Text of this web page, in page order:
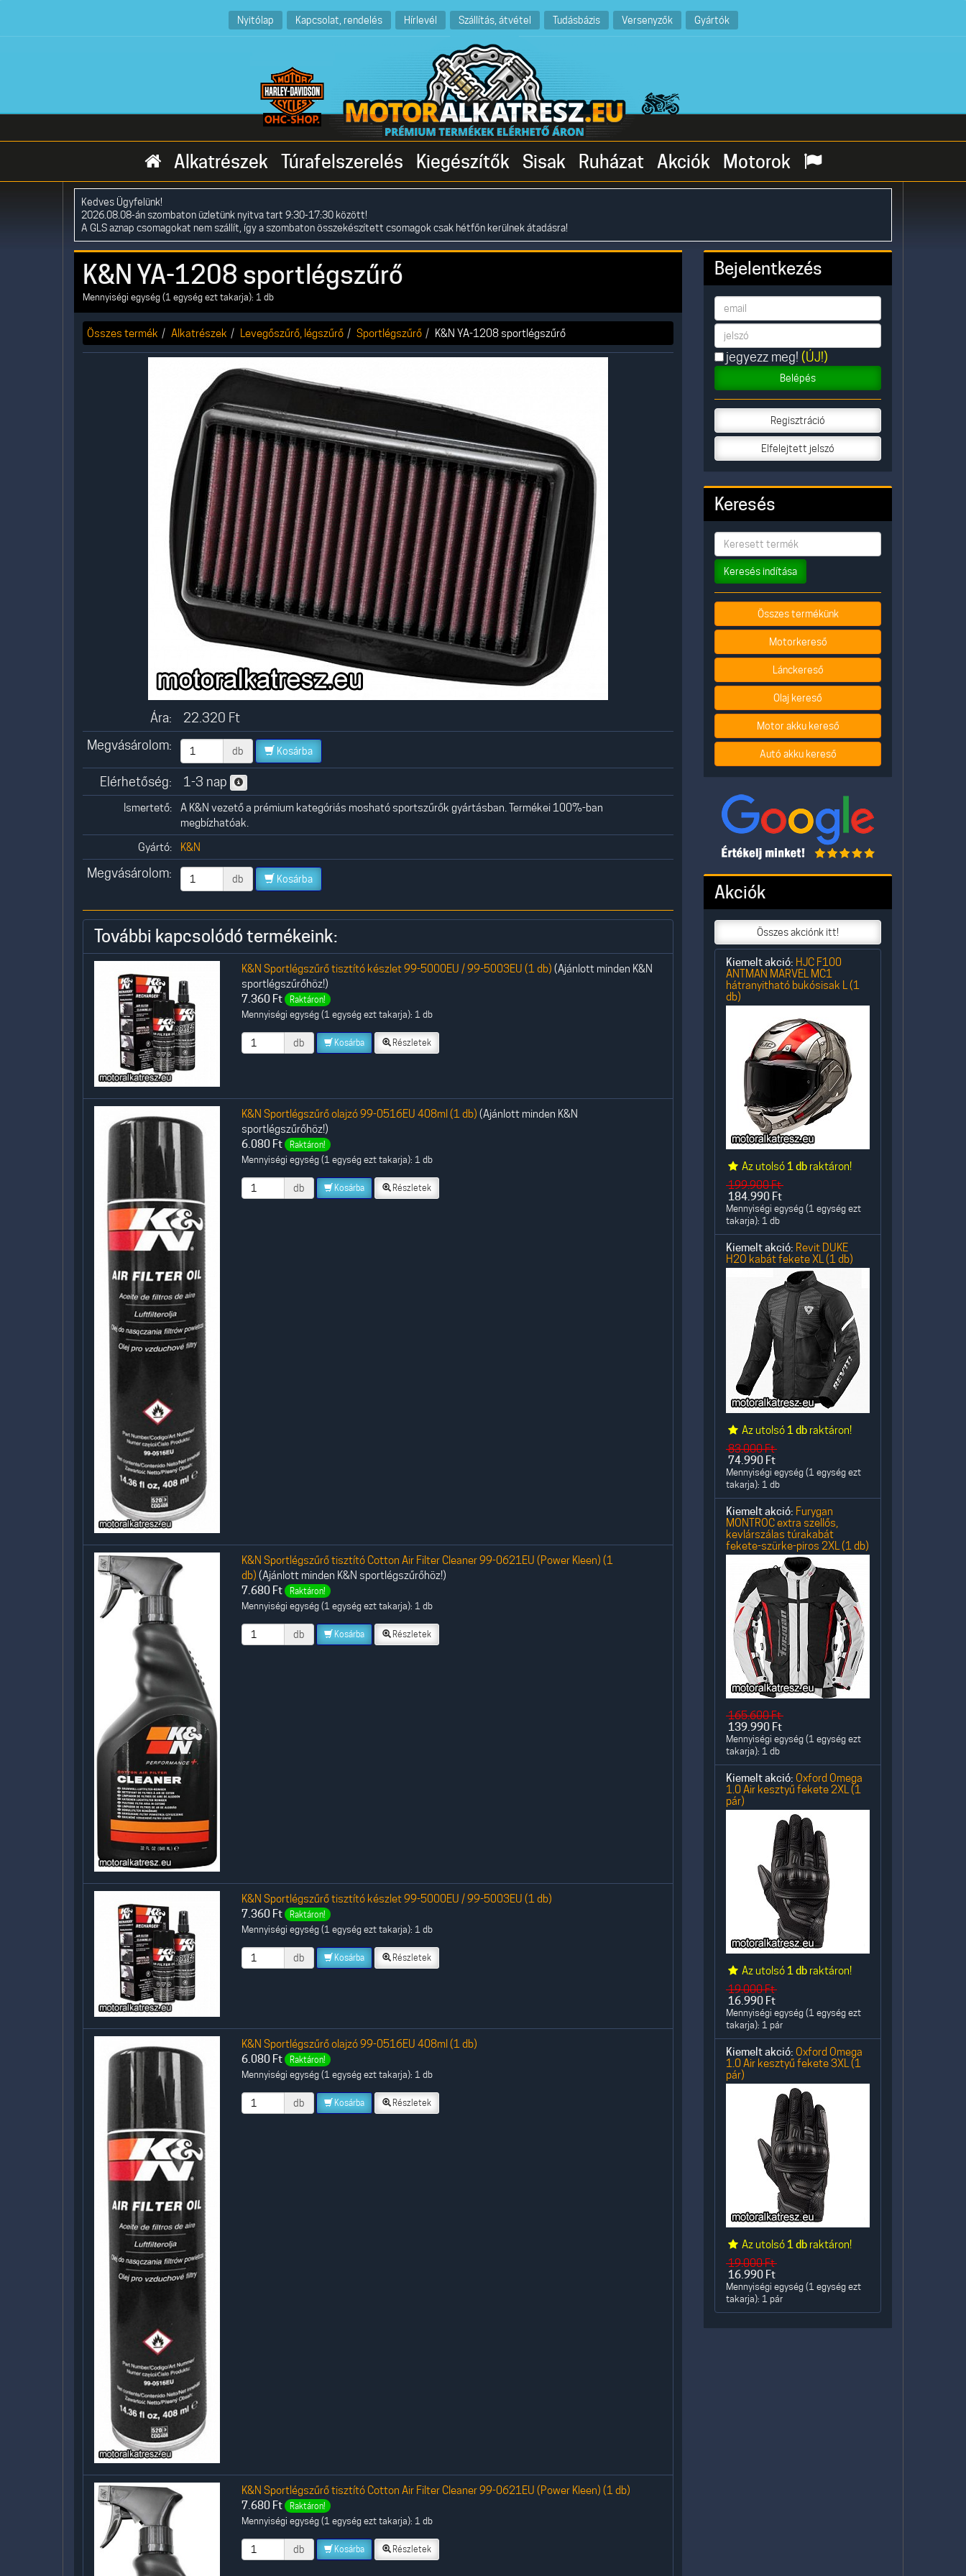
Nyitólap Kapcsolat, rendelés Hírlevél Szállítás, átvétel Tudásbázis Versenyzők Gyártók
Alkatrészek Túrafelszerelés Kiegészítők Sisak Ruházat Akciók Motorok
Kedves Ügyfelünk!
2026.08.08-án szombaton üzletünk nyitva tart 9:30-17:30 között!
A GLS aznap csomagokat nem szállít, így a szombaton összekészített csomagok csak hétfőn kerülnek átadásra!
K&N YA-1208 sportlégszűrő
Mennyiségi egység (1 egység ezt takarja): 1 db
Összes termék Alkatrészek Levegőszűrő, légszűrő Sportlégszűrő K&N YA-1208 sportlégszűrő
Ára: 22.320 Ft
Megvásárolom:
db Kosárba
Elérhetőség: 1-3 nap
Ismertető:
A K&N vezető a prémium kategóriás mosható sportszűrők gyártásban. Termékei 100%-ban
megbízhatóak.
Gyártó:
K&N
Megvásárolom: db Kosárba
További kapcsolódó termékeink:
K&N Sportlégszűrő tisztító készlet 99-5000EU / 99-5003EU (1 db) (Ajánlott minden K&N
sportlégszűrőhöz!)
7.360 Ft Raktáron!
Mennyiségi egység (1 egység ezt takarja): 1 db
db Kosárba Részletek
K&N Sportlégszűrő olajzó 99-0516EU 408ml (1 db) (Ajánlott minden K&N
sportlégszűrőhöz!)
6.080 Ft Raktáron!
Mennyiségi egység (1 egység ezt takarja): 1 db
db Kosárba Részletek
K&N Sportlégszűrő tisztító Cotton Air Filter Cleaner 99-0621EU (Power Kleen) (1
db) (Ajánlott minden K&N sportlégszűrőhöz!)
7.680 Ft Raktáron!
Mennyiségi egység (1 egység ezt takarja): 1 db
db Kosárba Részletek
K&N Sportlégszűrő tisztító készlet 99-5000EU / 99-5003EU (1 db)
7.360 Ft Raktáron!
Mennyiségi egység (1 egység ezt takarja): 1 db
db Kosárba Részletek
K&N Sportlégszűrő olajzó 99-0516EU 408ml (1 db)
6.080 Ft Raktáron!
Mennyiségi egység (1 egység ezt takarja): 1 db
db Kosárba Részletek
K&N Sportlégszűrő tisztító Cotton Air Filter Cleaner 99-0621EU (Power Kleen) (1 db)
7.680 Ft Raktáron!
Mennyiségi egység (1 egység ezt takarja): 1 db
db Kosárba Részletek
Bejelentkezés
jegyezz meg! (ÚJ!)
Belépés
Regisztráció
Elfelejtett jelszó
Keresés
Keresés indítása
Összes termékünk
Motorkereső
Lánckereső
Olaj kereső
Motor akku kereső
Autó akku kereső
Akciók
Összes akciónk itt!
Kiemelt akció: HJC F100
ANTMAN MARVEL MC1
hátranyitható bukósisak L (1
db)
Az utolsó 1 db raktáron!
199.900Ft
184.990 Ft
Mennyiségi egység (1 egység ezt
takarja): 1 db
Kiemelt akció: Revit DUKE
H2O kabát fekete XL (1 db)
Az utolsó 1 db raktáron!
83.000Ft
74.990 Ft
Mennyiségi egység (1 egység ezt
takarja): 1 db
Kiemelt akció: Furygan
MONTROC extra szellős,
kevlárszálas túrakabát
fekete-szürke-piros 2XL (1 db)
165.600Ft
139.990 Ft
Mennyiségi egység (1 egység ezt
takarja): 1 db
Kiemelt akció: Oxford Omega
1.0 Air kesztyű fekete 2XL (1
pár)
Az utolsó 1 db raktáron!
19.000Ft
16.990 Ft
Mennyiségi egység (1 egység ezt
takarja): 1 pár
Kiemelt akció: Oxford Omega
1.0 Air kesztyű fekete 3XL (1
pár)
Az utolsó 1 db raktáron!
19.000Ft
16.990 Ft
Mennyiségi egység (1 egység ezt
takarja): 1 pár